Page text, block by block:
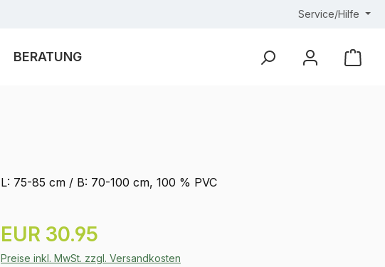
Service/Hilfe
BERATUNG
L: 75-85 cm / B: 70-100 cm, 100 % PVC
Regulärer Preis:
EUR 30.95
Preise inkl. MwSt. zzgl. Versandkosten